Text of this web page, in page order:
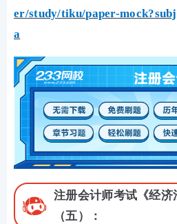
er/study/tiku/paper-
a
注册会计师考试《经济
（五）：